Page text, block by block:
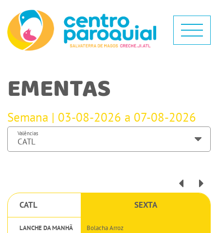
EMENTAS
Semana | 03-08-2026 a 07-08-2026
Valências
CATL SEXTA
LANCHE DA MANHÃ Bolacha Arroz